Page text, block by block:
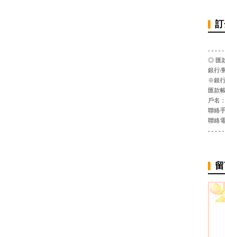
- - - -
◎ 匯
銀行/
※銀
匯款
戶名
聯絡
聯絡
- - - -